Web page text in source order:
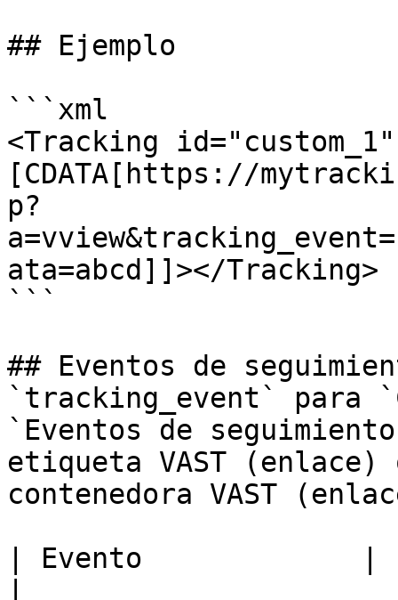
## Ejemplo
```xml
<Tracking
[CDATA[https://
p?
ata=abcd]]></Tracking>
```
## Eventos de
`tracking_event` para
`Eventos de
etiqueta VAST
contenedora VAST
| Evento             |